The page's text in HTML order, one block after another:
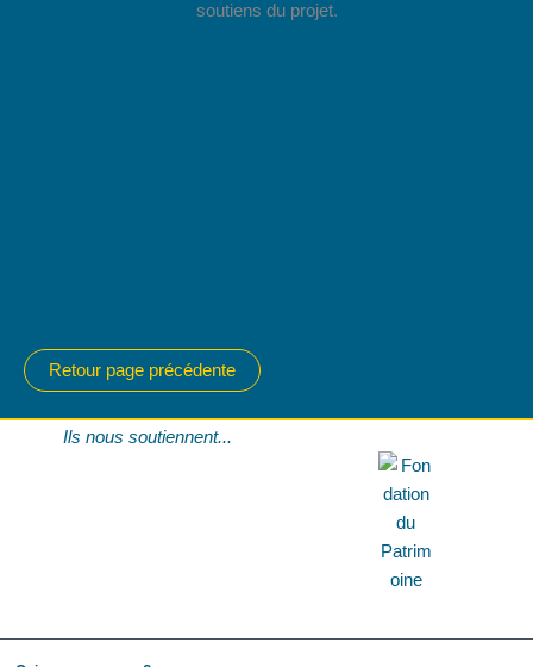
soutiens du projet.
Ils nous soutiennent...